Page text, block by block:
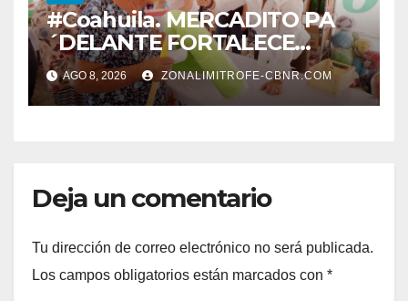
#Coahuila. MERCADITO PA
´DELANTE FORTALECE
CUIDADO DEL MEDIO
AMBIENTE Y LA ECONOMÍA
DE MÁS DE 6 MIL 500
AGO 8, 2026 ZONALIMITROFE-CBNR.COM
Deja un comentario
Tu dirección de correo electrónico no será publicada.
Los campos obligatorios están marcados con *